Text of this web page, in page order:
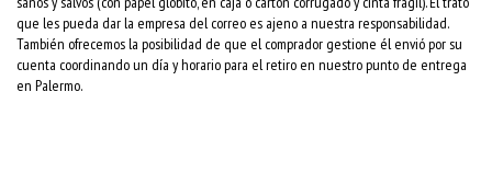
que les pueda dar la empresa del correo es ajeno a nuestra responsabilidad.
También ofrecemos la posibilidad de que el comprador gestione él envió por su
cuenta coordinando un día y horario para el retiro en nuestro punto de entrega
en Palermo.